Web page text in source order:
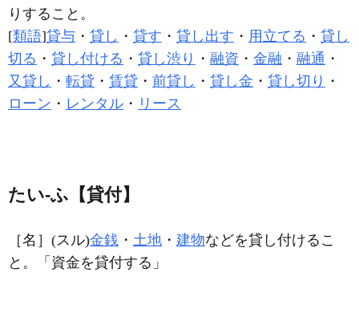
りすること。
[類語]貸与 ・ 貸し ・ 貸す ・ 貸し出す ・ 用立てる ・ 貸し
切る ・ 貸し付ける ・ 貸し渋り ・ 融資 ・ 金融 ・ 融通 ・
又貸し ・ 転貸 ・ 賃貸 ・ 前貸し ・ 貸し金 ・ 貸し切り ・
ローン ・ レンタル ・ リース
たい‐ふ【貸付】
［名］ (スル)金銭 ・ 土地 ・ 建物などを貸し付けるこ
と。「資金を貸付する」